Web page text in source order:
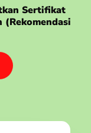
Sertifikat
(rekomendasi